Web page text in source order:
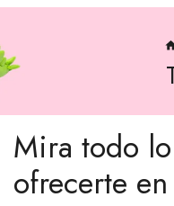
Mira todo
ofrecerte